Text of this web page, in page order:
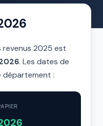
revenus 2025 est
. Les dates de
: